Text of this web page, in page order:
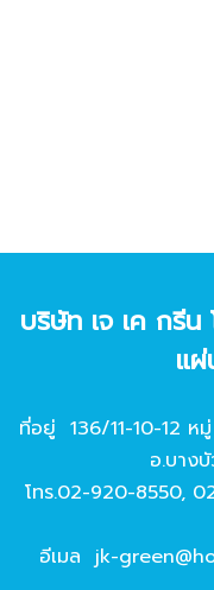
บริษัท เจ เค กรี
แ
ที่อยู่ 136/11-10-12 ห
อ.บาง
โทร.02-920-8550,
อีเมล jk-